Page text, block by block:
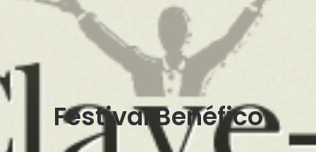
La escuela
Asignaturas
NoticiasFestival Benéfico